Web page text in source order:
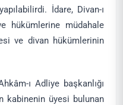
İdare, Divan-ı
hükümlerine müdahale
ve divan hükümlerinin
ı Adliye başkanlığı
kabinenin üyesi bulunan